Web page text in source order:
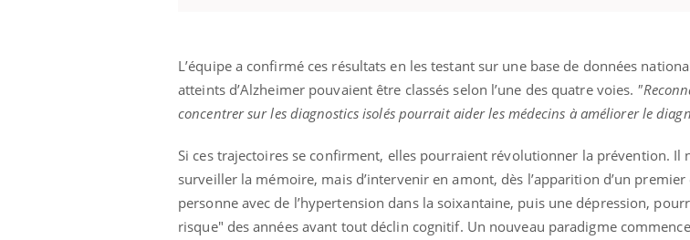
L’équipe a confirmé ces résultats en les testant sur une base de données
atteints d’Alzheimer pouvaient être classés selon l’une des quatre voies.
concentrer sur les diagnostics isolés pourrait aider les médecins à améliorer le
Si ces trajectoires se confirment, elles pourraient révolutionner la prévention. Il
surveiller la mémoire, mais d’intervenir en amont, dès l’apparition d’un
personne avec de l’hypertension dans la soixantaine, puis une dépression,
risque" des années avant tout déclin cognitif. Un nouveau paradigme